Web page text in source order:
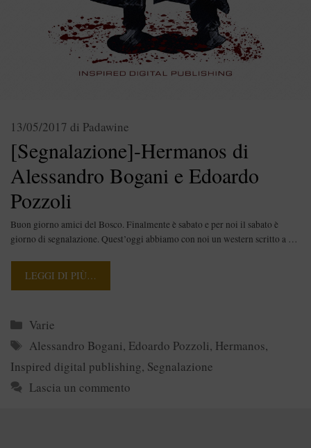
[Segnalazione]-Hermanos di
Alessandro Bogani e Edoardo
Pozzoli
13/05/2017 di Padawine
Buon giorno amici del Bosco. Finalmente è sabato e per noi il sabato è
giorno di segnalazione. Quest’oggi abbiamo con noi un western scritto a …
LEGGI DI PIÙ…
Categorie
Varie
Tag
Alessandro Bogani, Edoardo Pozzoli, Hermanos,
Inspired digital publishing, Segnalazione
Lascia un commento